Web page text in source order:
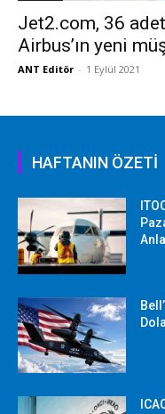
Jet2.com, 36
Airbus’ın yeni
ANT Editör - 1 Eylül 2021
HAFTANIN ÖZETİ